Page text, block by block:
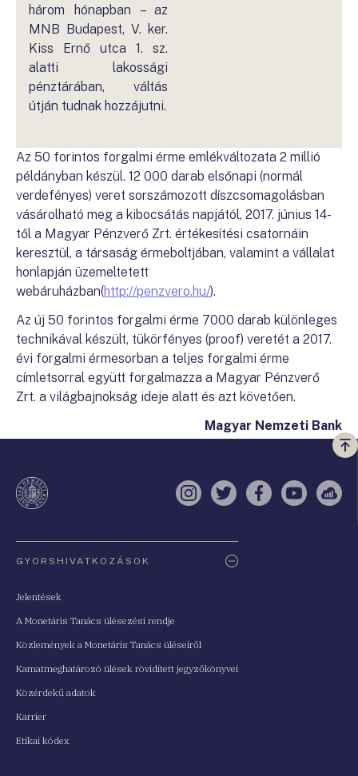
három hónapban – az
MNB Budapest, V. ker.
Kiss Ernő utca 1. sz.
alatti lakossági
pénztárában, váltás
útján tudnak hozzájutni.
Az 50 forintos forgalmi érme emlékváltozata 2 millió
példányban készül. 12 000 darab elsőnapi (normál
verdefényes) veret sorszámozott díszcsomagolásban
vásárolható meg a kibocsátás napjától, 2017. június 14-
től a Magyar Pénzverő Zrt. értékesítési csatornáin
keresztül, a társaság érmeboltjában, valamint a vállalat
honlapján üzemeltetett
webáruházban(http://penzvero.hu/).
Az új 50 forintos forgalmi érme 7000 darab különleges
technikával készült, tükörfényes (proof) veretét a 2017.
évi forgalmi érmesorban a teljes forgalmi érme
címletsorral együtt forgalmazza a Magyar Pénzverő
Zrt. a világbajnokság ideje alatt és azt követően.
Magyar Nemzeti Bank
a
Instagram
TwitterFacebook
YouTube
GYORSHIVATKOZÁSOK
Jelentések
A Monetáris Tanács ülésezési rendje
Közlemények a Monetáris Tanács üléseiről
Kamatmeghatározó ülések rövidített jegyzőkönyvei
Közérdekű adatok
Karrier
Etikai kódex